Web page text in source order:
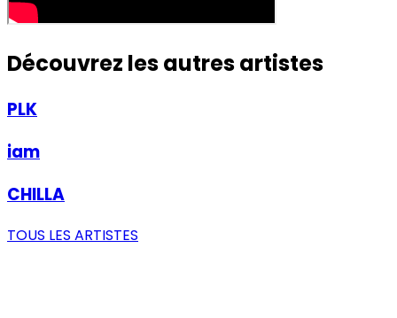
Découvrez les autres artistes
PLK
iam
CHILLA
TOUS LES ARTISTES